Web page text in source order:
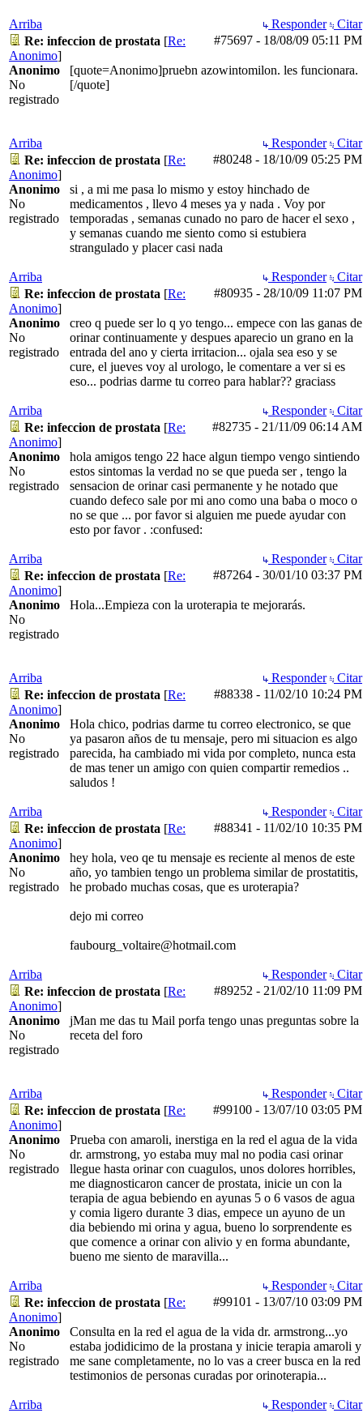
Arriba Responder
Citar
#75697 - 18/08/09 05:11 PM
Re: infeccion de prostata [Re:
Anonimo]
Anonimo
No
registrado
[quote=Anonimo]pruebn azowintomilon. les funcionara.
[/quote]
Arriba Responder
Citar
#80248 - 18/10/09 05:25 PM
Re: infeccion de prostata [Re:
Anonimo]
Anonimo
No
registrado
si , a mi me pasa lo mismo y estoy hinchado de
medicamentos , llevo 4 meses ya y nada . Voy por
temporadas , semanas cunado no paro de hacer el sexo ,
y semanas cuando me siento como si estubiera
strangulado y placer casi nada
Arriba Responder
Citar
#80935 - 28/10/09 11:07 PM
Re: infeccion de prostata [Re:
Anonimo]
Anonimo
No
registrado
creo q puede ser lo q yo tengo... empece con las ganas de
orinar continuamente y despues aparecio un grano en la
entrada del ano y cierta irritacion... ojala sea eso y se
cure, el jueves voy al urologo, le comentare a ver si es
eso... podrias darme tu correo para hablar?? graciass
Arriba Responder
Citar
#82735 - 21/11/09 06:14 AM
Re: infeccion de prostata [Re:
Anonimo]
Anonimo
No
registrado
hola amigos tengo 22 hace algun tiempo vengo sintiendo
estos sintomas la verdad no se que pueda ser , tengo la
sensacion de orinar casi permanente y he notado que
cuando defeco sale por mi ano como una baba o moco o
no se que ... por favor si alguien me puede ayudar con
esto por favor . :confused:
Arriba Responder
Citar
#87264 - 30/01/10 03:37 PM
Re: infeccion de prostata [Re:
Anonimo]
Anonimo
No
registrado
Hola...Empieza con la uroterapia te mejorarás.
Arriba Responder
Citar
#88338 - 11/02/10 10:24 PM
Re: infeccion de prostata [Re:
Anonimo]
Anonimo
No
registrado
Hola chico, podrias darme tu correo electronico, se que
ya pasaron años de tu mensaje, pero mi situacion es algo
parecida, ha cambiado mi vida por completo, nunca esta
de mas tener un amigo con quien compartir remedios ..
saludos !
Arriba Responder
Citar
#88341 - 11/02/10 10:35 PM
Re: infeccion de prostata [Re:
Anonimo]
Anonimo
No
registrado
hey hola, veo qe tu mensaje es reciente al menos de este
año, yo tambien tengo un problema similar de prostatitis,
he probado muchas cosas, que es uroterapia?
dejo mi correo
faubourg_voltaire@hotmail.com
Arriba Responder
Citar
#89252 - 21/02/10 11:09 PM
Re: infeccion de prostata [Re:
Anonimo]
Anonimo
No
registrado
jMan me das tu Mail porfa tengo unas preguntas sobre la
receta del foro
Arriba Responder
Citar
#99100 - 13/07/10 03:05 PM
Re: infeccion de prostata [Re:
Anonimo]
Anonimo
No
registrado
Prueba con amaroli, inerstiga en la red el agua de la vida
dr. armstrong, yo estaba muy mal no podia casi orinar
llegue hasta orinar con cuagulos, unos dolores horribles,
me diagnosticaron cancer de prostata, inicie un con la
terapia de agua bebiendo en ayunas 5 o 6 vasos de agua
y comia ligero durante 3 dias, empece un ayuno de un
dia bebiendo mi orina y agua, bueno lo sorprendente es
que comence a orinar con alivio y en forma abundante,
bueno me siento de maravilla...
Arriba Responder
Citar
#99101 - 13/07/10 03:09 PM
Re: infeccion de prostata [Re:
Anonimo]
Anonimo
No
registrado
Consulta en la red el agua de la vida dr. armstrong...yo
estaba jodidicimo de la prostana y inicie terapia amaroli y
me sane completamente, no lo vas a creer busca en la red
testimonios de personas curadas por orinoterapia...
Arriba Responder Citar